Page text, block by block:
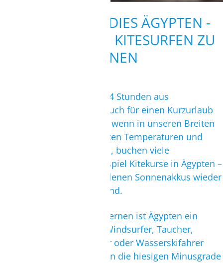
URLAUBSPARADIES ÄGYPTEN -
NICHT NUR, UM KITESURFEN ZU
LERNEN
Mit einer Flugzeit von nur 4 Stunden aus
Deutschland ist Ägypten auch für einen Kurzurlaub
bestens geeignet: Gerade, wenn in unseren Breiten
Herbst und Winter mit kalten Temperaturen und
Schlechtwetter zuschlagen, buchen viele
Wassersportfans zum Beispiel Kitekurse in Ägypten –
und kommen mit aufgeladenen Sonnenakkus wieder
zurück ins kalte Deutschland.
Doch nicht nur zum Kitenlernen ist Ägypten ein
beliebtes Reiseziel: Viele Windsurfer, Taucher,
Schnorchler, Wakeboarder oder Wasserskifahrer
fliegen nach Ägypten, wenn die hiesigen Minusgrade